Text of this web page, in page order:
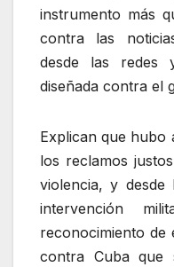
instrumento más
contra las
desde las redes
diseñada contra el
Explican que hubo
los reclamos
violencia, y desde
intervención
reconocimiento de
contra Cuba que